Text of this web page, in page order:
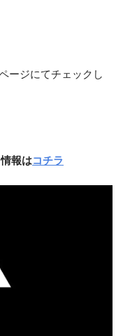
ージにてチェックし
報はコチラ